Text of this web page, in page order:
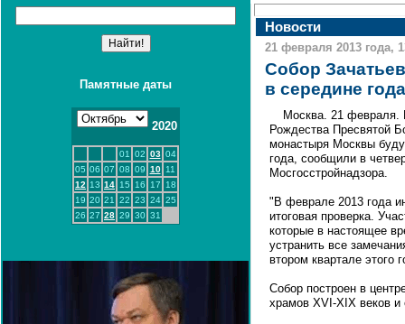
Памятные даты
2020
01 02 03 04
05 06 07 08 09 10 11
12 13 14 15 16 17
18
19 20 21 22 23 24 25
26 27 28 29 30 31
Новости
21 февраля 2013 года,
Собор
в середине года
Москва. 21
Рождества Пресвятой
монастыря Москвы
года, сообщили в
Мосгосстройнадзора.
"В феврале 2013 года
итоговая проверка.
которые в настоящее
устранить все
втором квартале этого
Собор построен в
храмов XVI-XIX веков и